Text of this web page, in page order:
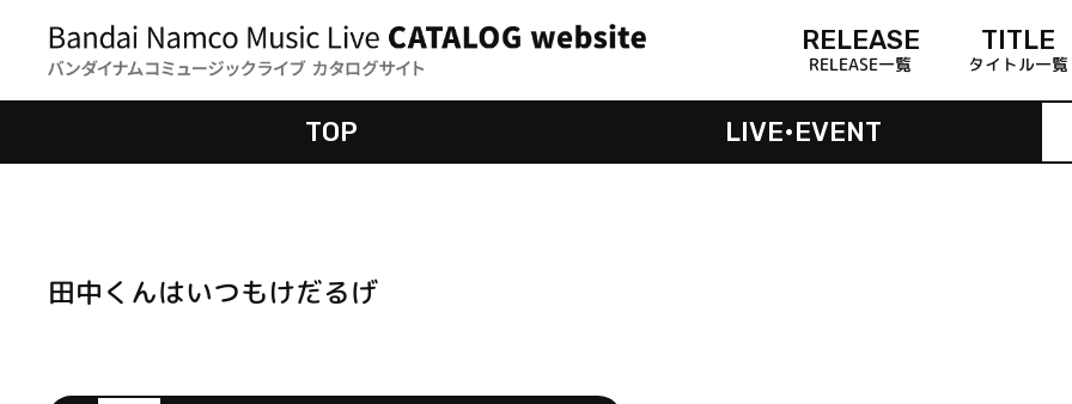
RELEASE
RELEASE一覧
TITLE
タイトル一覧
TOP LIVE•EVENT
田中くんはいつもけだるげ